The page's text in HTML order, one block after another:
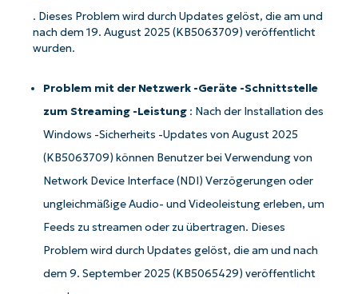
. Dieses Problem wird durch Updates gelöst, die am und
nach dem 19. August 2025 (KB5063709) veröffentlicht
wurden.
Problem mit der Netzwerk -Geräte -Schnittstelle
zum Streaming -Leistung : Nach der Installation des
Windows -Sicherheits -Updates von August 2025
(KB5063709) können Benutzer bei Verwendung von
Network Device Interface (NDI) Verzögerungen oder
ungleichmäßige Audio- und Videoleistung erleben, um
Feeds zu streamen oder zu übertragen. Dieses
Problem wird durch Updates gelöst, die am und nach
dem 9. September 2025 (KB5065429) veröffentlicht